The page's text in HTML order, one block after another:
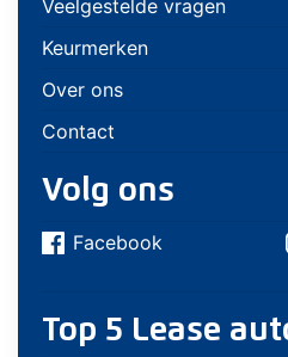
Veelgestelde vragen
Keurmerken
Over ons
Contact
Volg ons
Facebook
Top 5 Lease